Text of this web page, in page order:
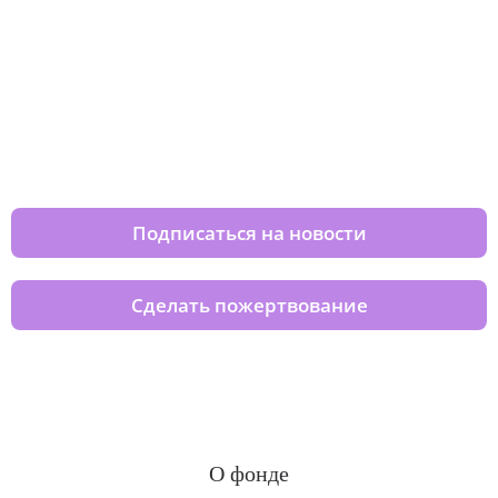
Подписаться на новости
Сделать пожертвование
О фонде